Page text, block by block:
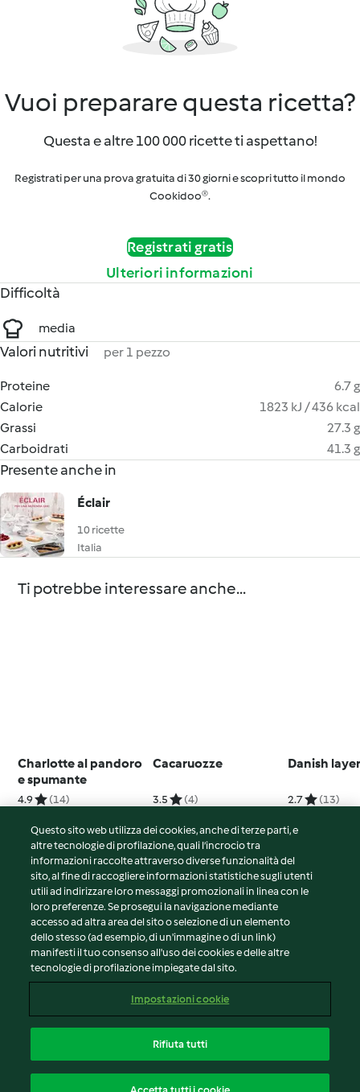
Vuoi preparare questa ricetta?
Questa e altre 100 000 ricette ti aspettano!
Registrati per una prova gratuita di 30 giorni e scopri tutto il mondo
Cookidoo®.
Registrati gratis
Ulteriori informazioni
Difficoltà
media
Valori nutritivi per 1 pezzo
Proteine
6.7 g
Calorie
1823 kJ / 436 kcal
Grassi
27.3 g
Carboidrati
41.3 g
Presente anche in
Éclair
10 ricette
Italia
Ti potrebbe interessare anche...
Charlotte al pandoro
e spumante
4.9 (14)
Cacaruozze
3.5 (4)
Danish
2.7 (13)
© Copyright 2026
Termini del servizio
Informativa sulla privacy
Avvertenze generali
Note legali
Contenuto del rapporto
Dichiarazione di accessibilità
Questo sito web utilizza dei cookies, anche di terze parti, e
altre tecnologie di profilazione, quali l’incrocio tra
informazioni raccolte attraverso diverse funzionalità del
sito, al fine di raccogliere informazioni statistiche sugli utenti
utili ad indirizzare loro messaggi promozionali in linea con le
loro preferenze. Se prosegui la navigazione mediante
accesso ad altra area del sito o selezione di un elemento
dello stesso (ad esempio, di un'immagine o di un link)
manifesti il tuo consenso all'uso dei cookies e delle altre
tecnologie di profilazione impiegate dal sito.
Impostazioni cookie
Rifiuta tutti